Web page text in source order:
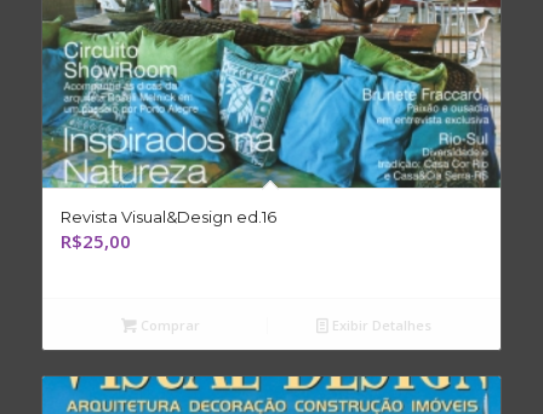
Revista Visual&Design ed.16
R$25,00
Comprar Exibir Detalhes